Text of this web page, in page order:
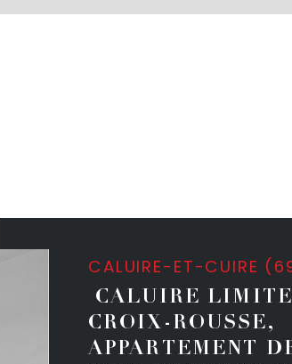
CALUIRE-ET-CUIRE
CALUIRE LIMITE
CROIX-ROUSSE,
APPARTEMENT